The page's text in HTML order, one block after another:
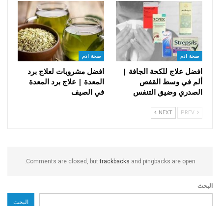
صحة ادم
افضل علاج للكحة الجافة |
ألم في وسط القفص
الصدري وضيق التنفس
صحة ادم
افضل مشروبات لعلاج برد
المعدة | علاج برد المعدة
في الصيف
NEXT
Comments are closed, buttrackbacks and pingbacks are open.
البحث
البحث